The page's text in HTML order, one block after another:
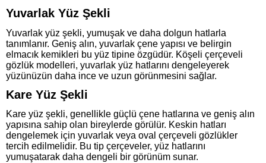
Yuvarlak Yüz Şekli
Yuvarlak yüz şekli, yumuşak ve daha dolgun hatlarla
tanımlanır. Geniş alın, yuvarlak çene yapısı ve belirgin
elmacık kemikleri bu yüz tipine özgüdür. Köşeli çerçeveli
gözlük modelleri, yuvarlak yüz hatlarını dengeleyerek
yüzünüzün daha ince ve uzun görünmesini sağlar.
Kare Yüz Şekli
Kare yüz şekli, genellikle güçlü çene hatlarına ve geniş alın
yapısına sahip olan bireylerde görülür. Keskin hatları
dengelemek için yuvarlak veya oval çerçeveli gözlükler
tercih edilmelidir. Bu tip çerçeveler, yüz hatlarını
yumuşatarak daha dengeli bir görünüm sunar.